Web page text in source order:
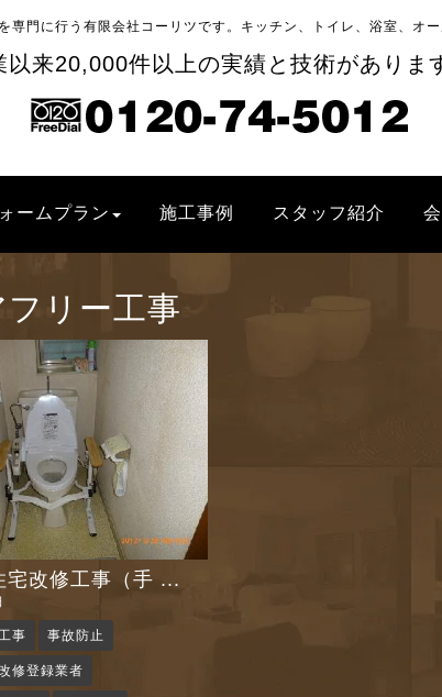
専門に行う有限会社コーリツです。キッチン、トイレ、浴室、オ
以来20,000件以上の実績と技術がありま
ームプラン 施工事例 スタッフ紹介
リー工事
宅改修工事（手 ...
事 事故防止
修登録業者